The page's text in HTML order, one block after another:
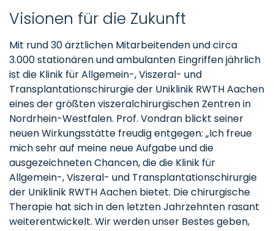
Visionen für die Zukunft
Mit rund 30 ärztlichen Mitarbeitenden und circa
3.000 stationären und ambulanten Eingriffen jährlich
ist die Klinik für Allgemein-, Viszeral- und
Transplantationschirurgie der Uniklinik RWTH Aachen
eines der größten viszeralchirurgischen Zentren in
Nordrhein-Westfalen. Prof. Vondran blickt seiner
neuen Wirkungsstätte freudig entgegen: „Ich freue
mich sehr auf meine neue Aufgabe und die
ausgezeichneten Chancen, die die Klinik für
Allgemein-, Viszeral- und Transplantationschirurgie
der Uniklinik RWTH Aachen bietet. Die chirurgische
Therapie hat sich in den letzten Jahrzehnten rasant
weiterentwickelt. Wir werden unser Bestes geben,